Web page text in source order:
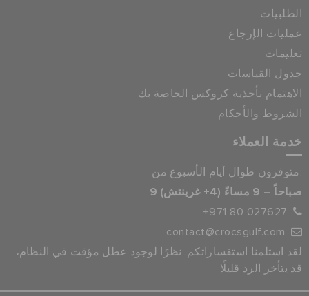
الطلبيات
عمليات الإرجاع
تعليمات
جدول القياسات
الاهتمام بأحذية كروكس الخاصة بك
الشروط والأحكام
خدمة العملاء
متوفرون طوال أيام الأسبوع من:
9 صباحاً – 9 مساءً (4+ غرينتش)
+971 80 027627
contact@crocsgulf.com
لقد استلمنا استفساراتكم. نظرًا لوجود عطل مؤقت في النظام،
قد يتأخر الرد قليلًا